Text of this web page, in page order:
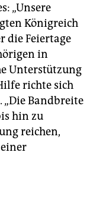
„Unsere
Königreich
die Feiertage
in
Unterstützung
richte sich
Bandbreite
hin zu
reichen,
einer